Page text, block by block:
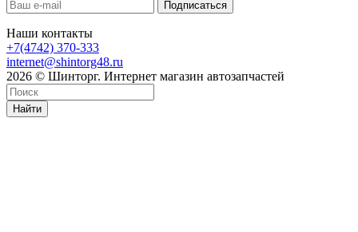
Наши контакты
+7(4742) 370-333
internet@shintorg48.ru
2026 © Шинторг. Интернет магазин автозапчастей
Найти